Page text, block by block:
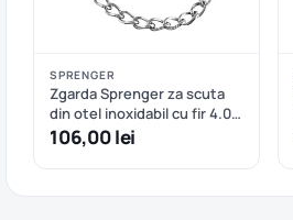
SPRENGER
Zgarda Sprenger za scuta
din otel inoxidabil cu fir 4.0
mm - 65 cm
106,00 lei